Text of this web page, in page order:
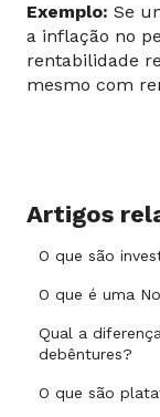
Exemplo: Se
a inflação no
rentabilidade
mesmo com
Artigos
O que são
O que é uma
Qual a
debêntures?
O que são